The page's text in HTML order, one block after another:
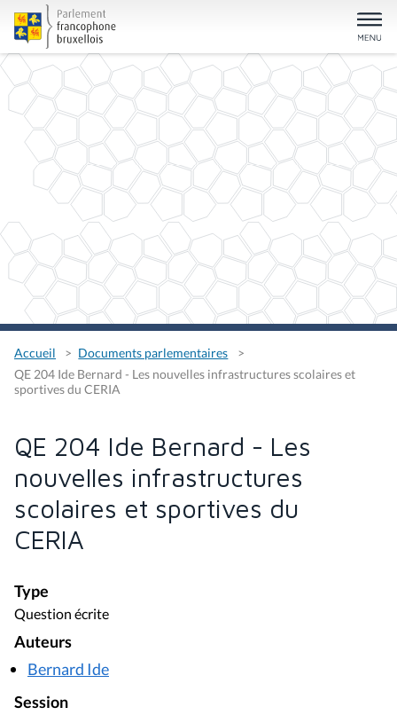
Accueil
Documents parlementaires
QE 204 Ide Bernard - Les nouvelles infrastructures scolaires et
sportives du CERIA
QE 204 Ide Bernard - Les
nouvelles infrastructures
scolaires et sportives du
CERIA
Type
Question écrite
Auteurs
Bernard Ide
Session